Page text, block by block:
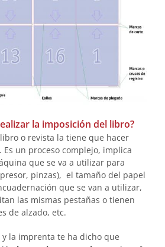
la imposición del libro?
o revista la tiene que hacer
Es un proceso complejo, implica
que se va a utilizar para
pinzas), el tamaño del papel
que se van a utilizar,
las mismas pestañas o tienen
de alzado, etc.
la imprenta te ha dicho que